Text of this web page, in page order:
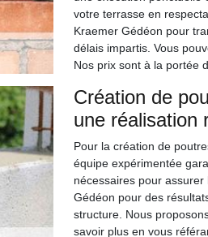
votre terrasse en
Kraemer Gédéon pour
délais impartis. Vous
Nos prix sont à la portée
Création de
une réalisation
Pour la création de
équipe expérimentée
nécessaires pour
Gédéon pour des
structure. Nous
savoir plus en vous